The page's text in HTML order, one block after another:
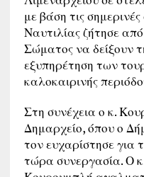
με βάση τις
Ναυτιλίας ζήτησε
Σώματος να δείξουν
εξυπηρέτηση των
καλοκαιρινής
Στη συνέχεια ο κ.
Δημαρχείο, όπου ο
τον ευχαρίστησε για
τώρα συνεργασία. Ο